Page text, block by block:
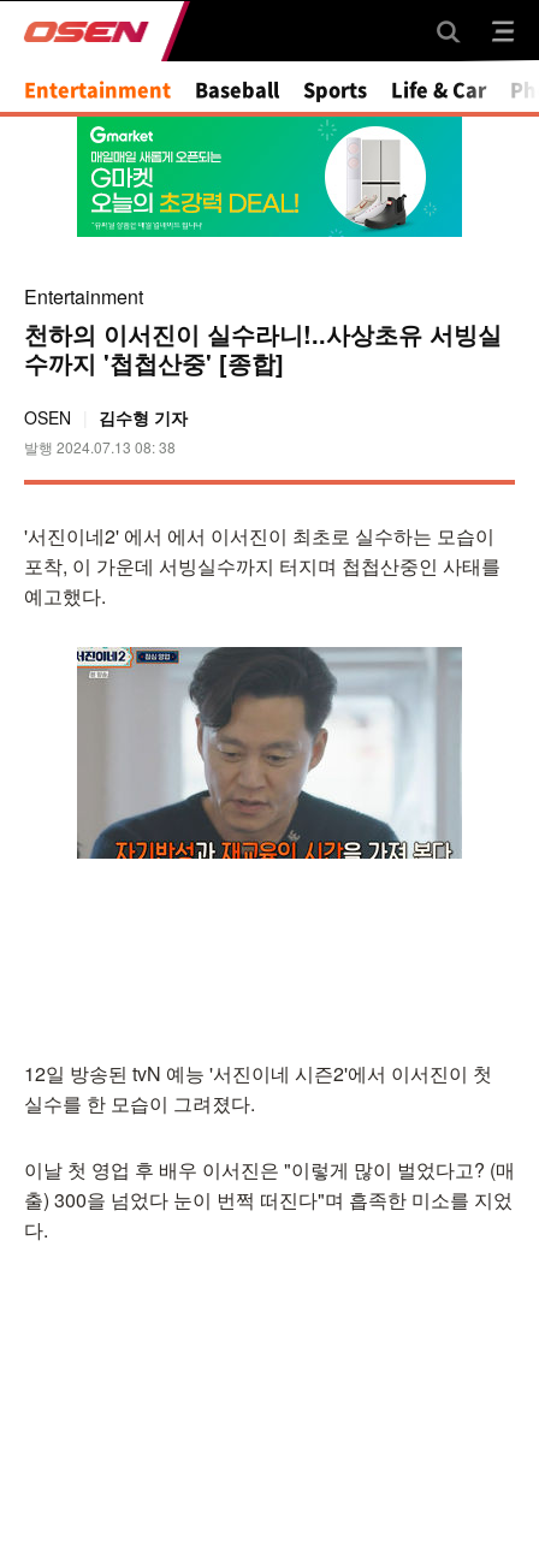
Mute
Entertainment Baseball Sports Life & Car
Entertainment
천하의 이서진이 실수라니!..사상초유 서빙실
수까지 '첩첩산중' [종합]
OSEN 김수형 기자
발행 2024.07.13 08: 38
'서진이네2' 에서 에서 이서진이 최초로 실수하는 모습이
포착, 이 가운데 서빙실수까지 터지며 첩첩산중인 사태를
예고했다.
12일 방송된 tvN 예능 '서진이네 시즌2'에서 이서진이 첫
실수를 한 모습이 그려졌다.
이날 첫 영업 후 배우 이서진은 "이렇게 많이 벌었다고? (매
출) 300을 넘었다 눈이 번쩍 떠진다"며 흡족한 미소를 지었
다.